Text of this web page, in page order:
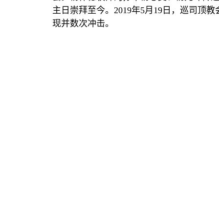
主日崇拜至今。 2019年5月 19 日，巡司顶
现并数次冲击。